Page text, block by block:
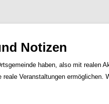
Notizen
haben, also mit realen
Veranstaltungen